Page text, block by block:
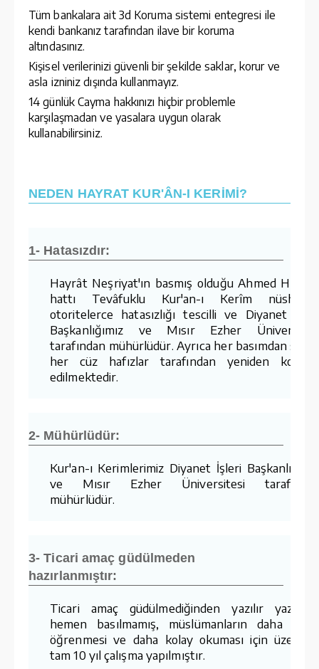
Tüm bankalara ait 3d Koruma sistemi entegresi ile
kendi bankanız tarafından ilave bir koruma
altındasınız.
Kişisel verilerinizi güvenli bir şekilde saklar, korur ve
asla izniniz dışında kullanmayız.
14 günlük Cayma hakkınızı hiçbir problemle
karşılaşmadan ve yasalara uygun olarak
kullanabilirsiniz.
NEDEN HAYRAT KUR'ÂN-I KERİMİ?
1- Hatasızdır:
Hayrât Neşriyat'ın basmış olduğu Ahmed
hattı Tevâfuklu Kur'an-ı Kerîm
otoritelerce hatasızlığı tescilli ve Diyanet
Başkanlığımız ve Mısır Ezher
tarafından mühürlüdür. Ayrıca her basımdan
her cüz hafızlar tarafından yeniden
edilmektedir.
2- Mühürlüdür:
Kur'an-ı Kerimlerimiz Diyanet İşleri
ve Mısır Ezher Üniversitesi
mühürlüdür.
3- Ticari amaç güdülmeden
hazırlanmıştır:
Ticari amaç güdülmediğinden yazılır
hemen basılmamış, müslümanların daha
öğrenmesi ve daha kolay okuması için
tam 10 yıl çalışma yapılmıştır.